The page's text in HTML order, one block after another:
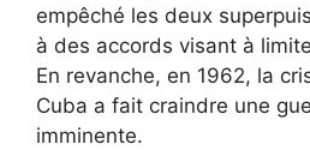
empêché les deux
à des accords visant à
En revanche, en 1962, la
Cuba a fait craindre une
imminente.